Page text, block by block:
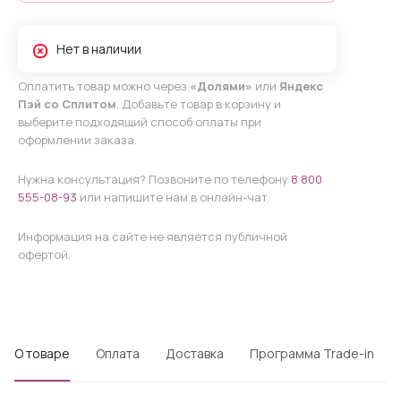
Нет в наличии
Оплатить товар можно через «Долями» или Яндекс
Пэй со Сплитом. Добавьте товар в корзину и
выберите подходящий способ оплаты при
оформлении заказа.
Нужна консультация? Позвоните по телефону 8 800
555-08-93 или напишите нам в онлайн-чат.
Информация на сайте не является публичной
офертой.
О товаре Оплата Доставка Программа Trade-in